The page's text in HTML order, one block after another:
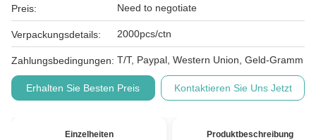
Preis: Need to negotiate
Verpackungsdetails: 2000pcs/ctn
Zahlungsbedingungen: T/T, Paypal, Western Union, Geld-Gramm
Erhalten Sie Besten Preis Kontaktieren Sie Uns Jetzt
Einzelheiten Produktbeschreibung